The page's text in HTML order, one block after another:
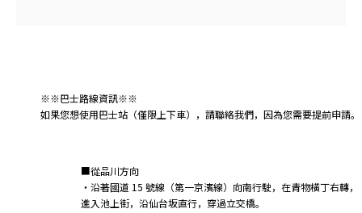
※※巴士路線資訊※※
如果您想使用巴士站（僅限上下車），請聯絡我們，因為您需要提前申請。
■從品川方向
・沿著國道 15 號線（第一京濱線）向南行駛，在青物橫丁右轉，
進入池上街，沿仙台坂直行，穿過立交橋。